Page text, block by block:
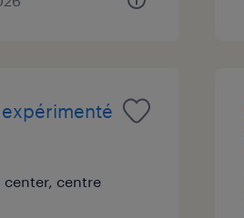
centre